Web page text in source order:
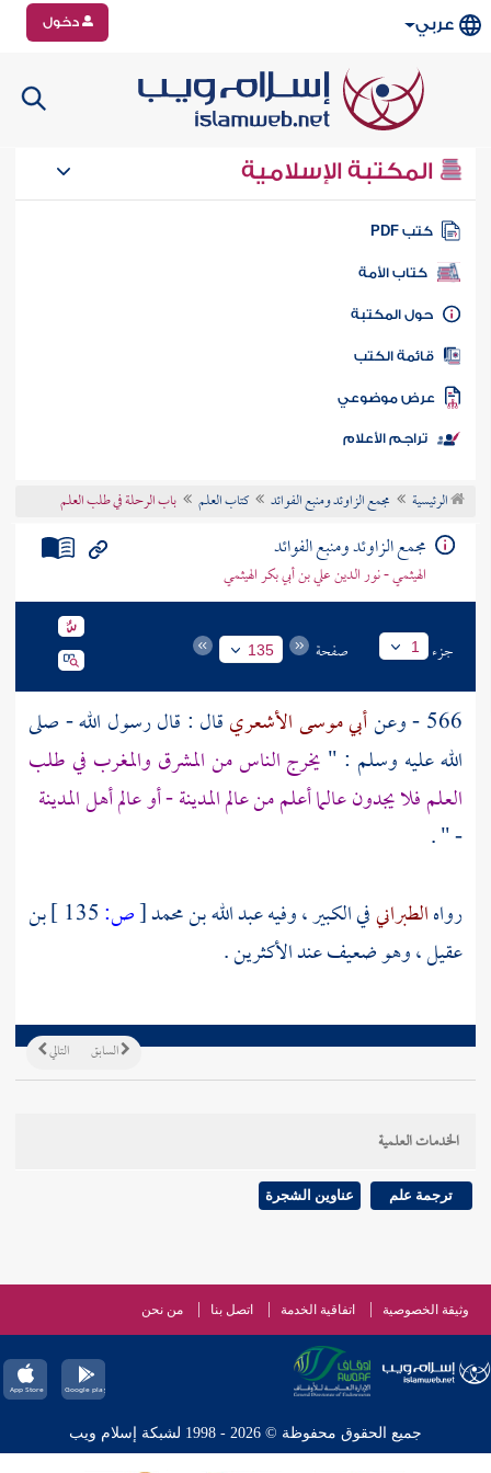
عربي دخول
المكتبة الإسلامية
كتب PDF
كتاب الأمة
المكتبة
الكتب
موضوعي
تراجم الأعلام
الرئيسية مجمع الزاوئد ومنبع الفوائد كتاب العلم باب الرحلة في طلب العلم
مجمع الزاوئد ومنبع الفوائد
الهيثمي - نور الدين علي بن أبي بكر الهيثمي
جزء 1 صفحة 135
566 - وعن أبي موسى الأشعريقال : قال رسول الله - صلى
الله عليه وسلم : " يخرج الناس من المشرق والمغرب في طلب
العلم فلا يجدون عالما أعلم من عالمالمدينة- أو عالمأهلالمدينة
- " .
رواهالطبرانيفي الكبير ، وفيهعبد الله بن محمد[ص:
بن
عقيل، وهو ضعيف عند الأكثرين .
التالي السابق
الخدمات العلمية
ترجمة علم عناوين الشجرة
وثيقة الخصوصية اتفاقية الخدمة اتصل بنا من نحن
جميع الحقوق محفوظة © 2026 - 1998 لشبكة إسلام ويب